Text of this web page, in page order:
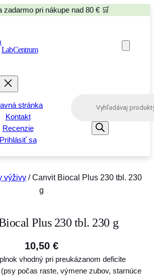
zadarmo pri nákupe nad 80 € 🛒
LabCentrum
stránka
Kontakt
Recenzie
Prihlásiť sa
s
e
výživy / Canvit Biocal Plus 230 tbl. 230
g
Plus 230 tbl. 230 g
10,50 €
vhodný pri preukázanom deficite
počas raste, výmene zubov, starnúce